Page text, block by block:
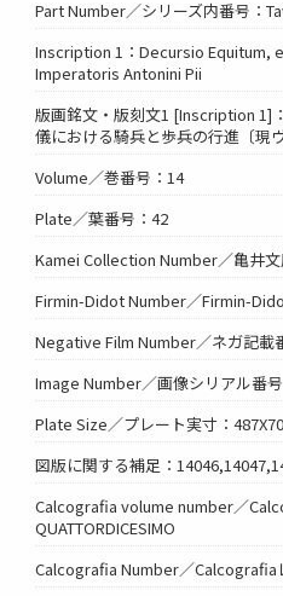
Part Number／シリーズ内番号：
Inscription 1：Decursio Equitum,
Imperatoris Antonini Pii
版画銘文・版刻文1 [Inscription 1]
儀における騎兵と歩兵の行進〔現
Volume／巻番号：14
Plate／葉番号：42
Kamei Collection Number／亀井
Firmin-Didot Number／Firmin-
Negative Film Number／ネガ記載
Image Number／画像シリアル番
Plate Size／プレート実寸：
図版に関する補足：
Calcografia volume number／
QUATTORDICESIMO
Calcografia Number／Calcografia